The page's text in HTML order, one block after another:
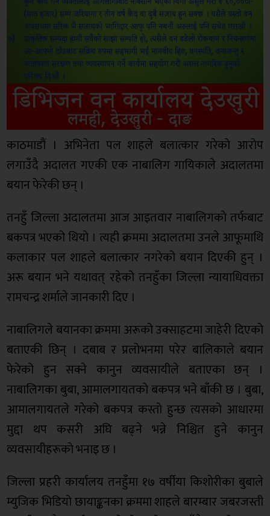
काठमाडौं । अभिनेता पल शाहले बलात्कार गरेको आरोप
लगाउँदै अदालत गएकी एक नाबालिग गायिकाले अदालतमा
बयान फेरेकी छन् ।
तनहुँ जिल्ला अदालतमा आज आइतवार नाबालिगकाे तर्फबाट
बकपत्र भएको थियो । त्यही क्रममा अदालतमा उनले आफूमाथि
कलाकार पल शाहले बलात्कार नगरेको बयान दिएकी हुन् ।
अरू बयान भने यथावत् रहेको तनहुँका जिल्ला न्यायाधिवक्ता
रामचन्द्र शर्माले जानकारी दिए ।
नाबालिगले बयानका क्रममा अरूको उक्साहटमा जाहेरी दिएको
बताएकी छिन् । दबाब र प्रलोभनमा परेर बालिकाले बयान
फेरेको हुन सक्ने कानुन व्यवसायीले बताएका छन् ।
नाबालिगका बुबा, आमालगायतको बकपत्र भने बाँकी छ । बुबा,
आमालगायतले गरेको बकपत्र कस्तो हुन्छ त्यसको आधारमा
मुद्दा थप कसरी अघि बढ्ने भन्ने निश्चित हुने कानुन
व्यवसायीहरूकाे भनाइ छ ।
जिल्ला प्रहरी कार्यालय तनहुँमा १७ वर्षीया किशोरीका बुबाले
म्युजिक भिडियो छायाङ्कनका क्रममा शाहले बारम्बार जबरजस्ती